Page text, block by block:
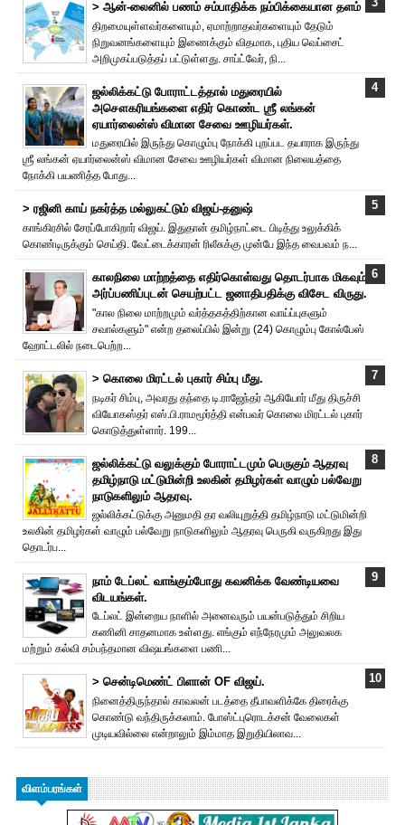
> ஆன்-லைனில் பணம் சம்பாதிக்க நம்பிக்கையான தளம்
திறமையுள்ளவர்களையும், ஏமாற்றாதவர்களையும் தேடும்
நிறுவனங்களையும் இணைக்கும் விதமாக, புதிய வெப்சைட்
அறிமுகப்படுத்தப் பட்டுள்ளது. சாப்ட்வேர், நி...
ஜல்லிக்கட்டு போராட்டத்தால் மதுரையில்
அசௌகரியங்களை எதிர் கொண்ட ஶ்ரீ லங்கன்
ஏயார்லைன்ஸ் விமான சேவை ஊழியர்கள்.
மதுரையில் இருந்து கொழும்பு நோக்கி புறப்பட தயாராக இருந்து
ஶ்ரீ லங்கன் ஏயார்லைன்ஸ் விமான சேவை ஊழியர்கள் விமான நிலையத்தை
நோக்கி பயணித்த போது...
> ரஜினி காய் நகர்த்த மல்லுகட்டும் விஜய்-தனுஷ்
காங்கிரசில் சேரப்போகிறார் விஜய். இதுதான் தமிழ்நாட்டை பிடித்து உலுக்கிக்
கொண்டிருக்கும் செய்தி. வேட்டைக்காரன் ரிலீசுக்கு முன்பே இந்த வைபவம் ந...
காலநிலை மாற்றத்தை எதிர்கொள்வது தொடர்பாக மிகவும்
அர்ப்பணிப்புடன் செயற்பட்ட ஜனாதிபதிக்கு விசேட விருது.
"கால நிலை மாற்றமும் வர்த்தகத்திற்கான வாய்ப்புகளும்
சவால்களும்" என்ற தலைப்பில் இன்று (24) கொழும்பு கோல்பேஸ்
ஹோட்டலில் நடைபெற்ற...
> கொலை மிரட்டல் புகார் சிம்பு மீது.
நடிகர் சிம்பு, அவரது தந்தை டி.ராஜேந்தர் ஆகியோர் மீது திருச்சி
வியோகஸ்தர் எஸ்.பி.ராமமூர்த்தி என்பவர் கொலை மிரட்டல் புகார்
கொடுத்துள்ளார். 199...
ஜல்லிக்கட்டு வலுக்கும் போராட்டமும் பெருகும் ஆதரவு
தமிழ்நாடு மட்டுமின்றி உலகின் தமிழர்கள் வாழும் பல்வேறு
நாடுகளிலும் ஆதரவு.
ஜல்லிக்கட்டுக்கு அனுமதி தர வலியுறுத்தி தமிழ்நாடு மட்டுமின்றி
உலகின் தமிழர்கள் வாழும் பல்வேறு நாடுகளிலும் ஆதரவு பெருகி வருகிறது இது
தொடர்ப...
நாம் டேப்லட் வாங்கும்போது கவனிக்க வேண்டியவை
விடயங்கள்.
டேப்லட் இன்றைய நாளில் அனைவரும் பயன்படுத்தும் சிறிய
கணினி சாதனமாக உள்ளது. எங்கும் எந்நேரமும் அலுவலக
மற்றும் கல்வி சம்பந்தமான விஷயங்களை பணி...
> சென்டிமெண்ட் பிளான் OF விஜய்.
நினைத்திருந்தால் காவலன் படத்தை தீபாவளிக்கே திரைக்கு
கொண்டு வந்திருக்கலாம். போஸ்ட்புரொட‌க்சன் வேலைகள்
முடியவில்லை என்றாலும் இம்மாத இறுதியிலாவ...
விளம்பரங்கள்